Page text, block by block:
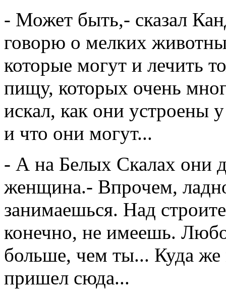
- Может быть,- сказал
говорю о мелких
которые могут и лечить
пищу, которых очень
искал, как они устроены
и что они могут...
- А на Белых Скалах они
женщина.- Впрочем,
занимаешься. Над
конечно, не имеешь.
больше, чем ты... Куда же
пришел сюда...